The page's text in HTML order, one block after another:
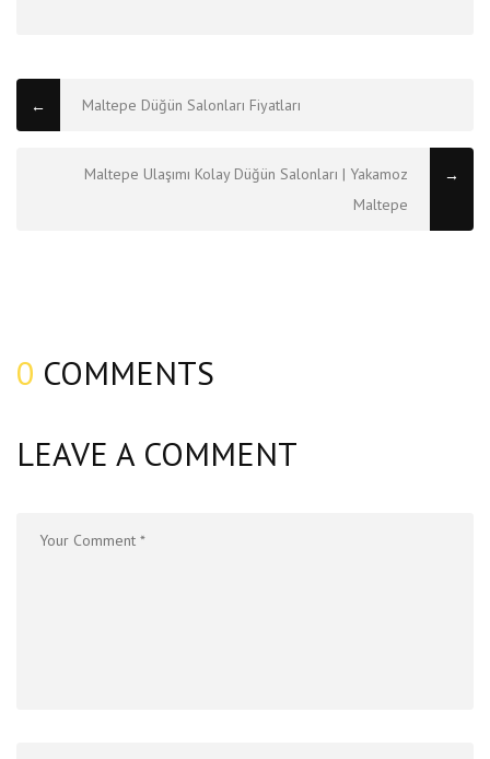
← Maltepe Düğün Salonları Fiyatları
Maltepe Ulaşımı Kolay Düğün Salonları | Yakamoz
Maltepe
→
0 COMMENTS
LEAVE A COMMENT